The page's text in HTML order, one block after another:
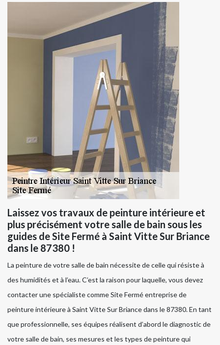
Laissez vos travaux de peinture intérieure et
plus précisément votre salle de bain sous les
guides de Site Fermé à Saint Vitte Sur Briance
dans le 87380 !
La peinture de votre salle de bain nécessite de celle qui résiste à
des humidités et à l’eau. C’est la raison pour laquelle, vous devez
contacter une spécialiste comme Site Fermé entreprise de
peinture intérieure à Saint Vitte Sur Briance dans le 87380. En tant
que professionnelle, ses équipes réalisent d’abord le diagnostic de
votre salle de bain, ses mesures et les types de peinture qui